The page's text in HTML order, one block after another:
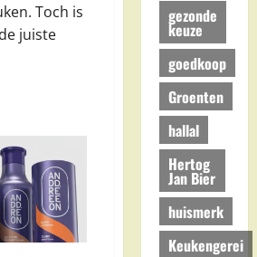
Toch is
juiste
gezonde
keuze
goedkoop
Groenten
hallal
Hertog
Jan Bier
huismerk
Keukengerei